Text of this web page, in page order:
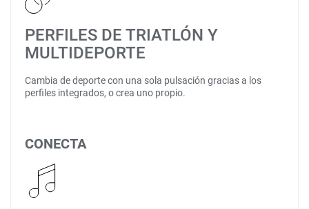
PERFILES DE TRIATLÓN Y
MULTIDEPORTE
Cambia de deporte con una sola pulsación gracias a los
perfiles integrados, o crea uno propio.
CONECTA